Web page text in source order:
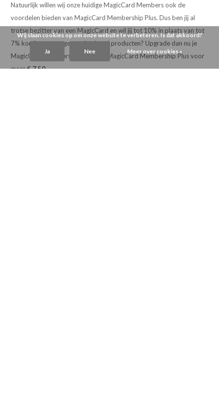
Natuurlijk willen wij onze huidige MagicCard Members ook de
voordelen bieden van MagicCard Membership Plus. Dus ben jij al
trotse bezitter van een MagicCard en wil jij tot 10% in plaats van tot
7% korting ontvangen op heel veel producten? Upgrade dan nu je
MagicCard Membership naar een MagicCard Membership Plus voor
maar€ 7,50
Wij slaan cookies op om onze website te verbeteren. Is dat akkoord?
Ja Nee Meer over cookies »